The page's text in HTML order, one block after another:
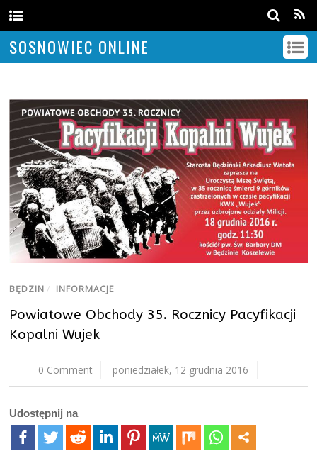
SOSNOWIEC ONLINE
BĘDZIN / INFORMACJE
Powiatowe Obchody 35. Rocznicy Pacyfikacji
Kopalni Wujek
0 Comment poniedziałek, 12 grudnia 2016
Udostępnij na